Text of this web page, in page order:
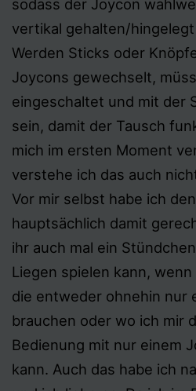
sodass der Joycon
vertikal gehalten/
Werden Sticks oder
Joycons gewechselt,
eingeschaltet und mit der
sein, damit der Tausch
mich im ersten Moment
verstehe ich das auch
Vor mir selbst habe ich
hauptsächlich damit
ihr auch mal ein
Liegen spielen kann,
die entweder ohnehin nur
brauchen oder wo ich mir
Bedienung mit nur einem
kann. Auch das habe ich